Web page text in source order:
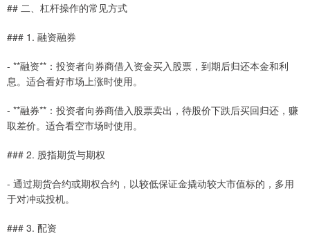
## 二、杠杆操作的常见方式
### 1. 融资融券
- **融资**：投资者向券商借入资金买入股票，到期后归还本金和利
息。适合看好市场上涨时使用。
- **融券**：投资者向券商借入股票卖出，待股价下跌后买回归还，赚
取差价。适合看空市场时使用。
### 2. 股指期货与期权
- 通过期货合约或期权合约，以较低保证金撬动较大市值标的，多用
于对冲或投机。
### 3. 配资